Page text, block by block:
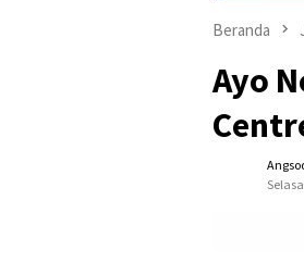
Beranda
Ayo